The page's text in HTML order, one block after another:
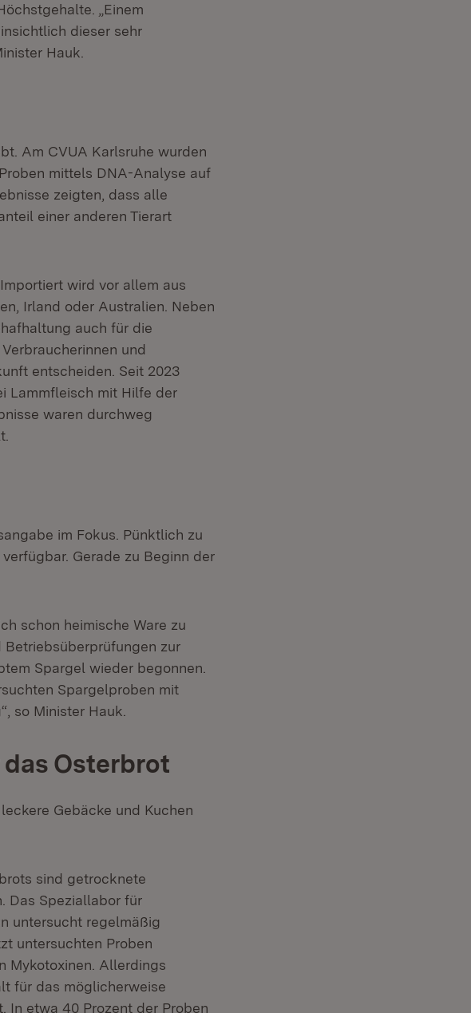
„Einem
dieser sehr
Hauk.
Am CVUA Karlsruhe wurden
mittels DNA-Analyse auf
zeigten, dass alle
einer anderen Tierart
wird vor allem aus
Irland oder Australien. Neben
auch für die
und
entscheiden. Seit 2023
Lammfleisch mit Hilfe der
waren durchweg
im Fokus. Pünktlich zu
Gerade zu Beginn der
schon heimische Ware zu
Betriebsüberprüfungen zur
Spargel wieder begonnen.
Spargelproben mit
so Minister Hauk.
Osterbrot
Gebäcke und Kuchen
sind getrocknete
Das Speziallabor für
untersucht regelmäßig
untersuchten Proben
Mykotoxinen. Allerdings
für das möglicherweise
In etwa 40 Prozent der Proben